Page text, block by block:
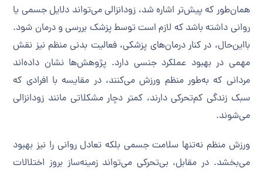
همان‌طور که پیش‌تر اشاره شد، زودانزالی می‌تواند دلایل جسمی یا
روانی داشته باشد که لازم است توسط پزشک بررسی و درمان شود.
بااین‌حال، در کنار درمان‌های پزشکی، فعالیت بدنی منظم نیز نقش
مهمی در بهبود عملکرد جنسی دارد. پژوهش‌ها نشان داده‌اند
مردانی که به‌طور منظم ورزش می‌کنند، در مقایسه با افرادی که
سبک زندگی کم‌تحرکی دارند، کمتر دچار مشکلاتی مانند زودانزالی
می‌شوند.
ورزش منظم نه‌تنها سلامت جسمی بلکه تعادل روانی را نیز بهبود
می‌بخشد. در مقابل، بی‌تحرکی می‌تواند زمینه‌ساز بروز اختلالات